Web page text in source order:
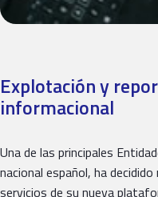
Explotación y
informacional
Una de las principales
nacional español, ha
servicios de su nueva